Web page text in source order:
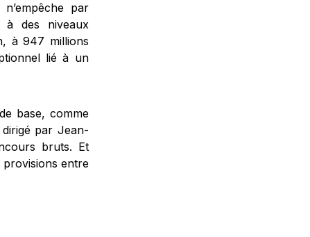
par
à des niveaux
à 947 millions
lié à un
base, comme
par Jean-
bruts. Et
provisions entre